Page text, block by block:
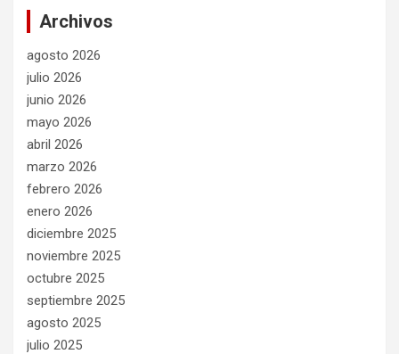
Archivos
agosto 2026
julio 2026
junio 2026
mayo 2026
abril 2026
marzo 2026
febrero 2026
enero 2026
diciembre 2025
noviembre 2025
octubre 2025
septiembre 2025
agosto 2025
julio 2025